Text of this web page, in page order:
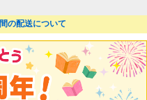
の配送について